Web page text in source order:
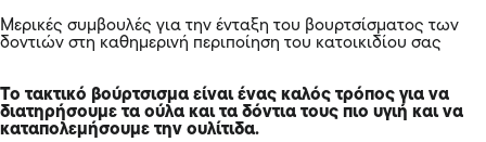
Μερικές συμβουλές για την ένταξη του βουρτσίσματος των
δοντιών στη καθημερινή περιποίηση του κατοικιδίου σας
Το τακτικό βούρτσισμα είναι ένας καλός τρόπος για να
διατηρήσουμε τα ούλα και τα δόντια τους πιο υγιή και να
καταπολεμήσουμε την ουλίτιδα.